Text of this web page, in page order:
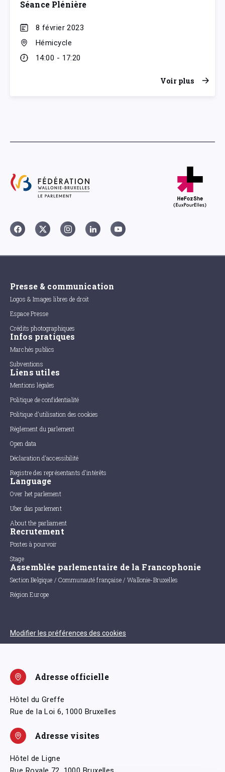
Séance Plénière
8 février 2023
Hémicycle
14:00 - 17:20
Voir plus
Presse & communication
Logos & Images libres de droit
Espace Presse
Crédits photographiques
Infos pratiques
Marchés publics
Subventions
Liens utiles
Mentions légales
Politique de confidentialité
Politique d'utilisation des cookies
Règlement du parlement
Open data
Déclaration d'accessibilité
Registre des représentants d'intérêts
Language
Over het parlement
Uber das parlement
About the parliament
Recrutement
Postes à pourvoir
Stage
Assemblée parlementaire de la Francophonie
Section Belgique / Communauté française / Wallonie-Bruxelles
Région Europe
Modifier les préférences des cookies
Adresse officielle
Hôtel du Greffe
Rue de la Loi 6, 1000 Bruxelles
Adresse visites
Hôtel de Ligne